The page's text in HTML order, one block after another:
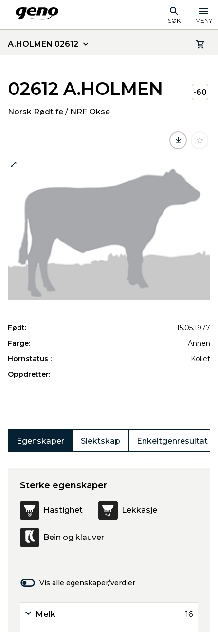
SØK MENY
A.HOLMEN 02612
02612 A.HOLMEN
Norsk Rødt fe / NRF Okse
-60
Født:
15.05.1977
Farge:
Annen
Hornstatus :
Kollet
Oppdretter:
Egenskaper Slektskap Enkeltgenresultat
Sterke egenskaper
Hastighet Lekkasje
Bein og klauver
Vis alle egenskaper/verdier
Melk 16